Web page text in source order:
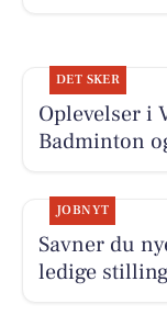
DET SKER
Oplevelser i
Badminton
JOBNYT
Savner du
ledige